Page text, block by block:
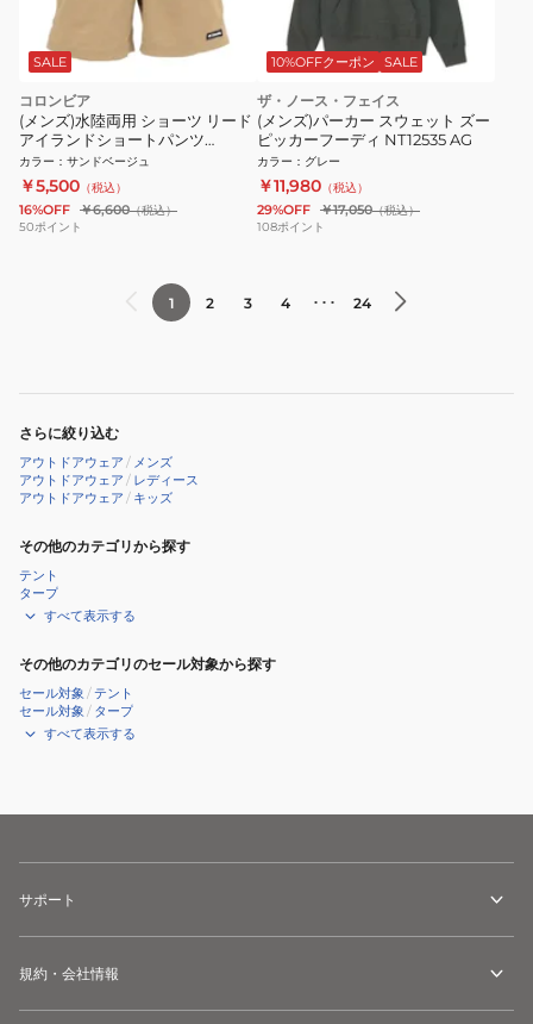
SALE
コロンビア
(メンズ)水陸両用 ショーツ リード
アイランドショートパンツ
XE1652 243
カラー ： サンドベージュ
￥5,500 （税込）
16%OFF ￥6,600（税込）
50ポイント
10%OFFクーポン SALE
ザ・ノース・フェイス
(メンズ)パーカー スウェット ズー
ピッカーフーディ NT12535 AG
カラー ： グレー
￥11,980 （税込）
29%OFF ￥17,050（税込）
108ポイント
1 2 3 4 ･･･ 24
さらに絞り込む
アウトドアウェア / メンズ
アウトドアウェア / レディース
アウトドアウェア / キッズ
その他のカテゴリから探す
テント
タープ
すべて表示する
その他のカテゴリのセール対象から探す
セール対象 /テント
セール対象 / タープ
すべて表示する
サポート
規約・会社情報